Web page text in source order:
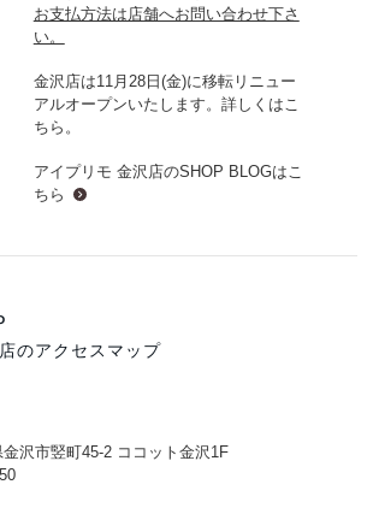
お支払方法は店舗へお問い合わせ下さ
い。
金沢店は11月28日(金)に移転リニュー
アルオープンいたします。詳しくはこ
ちら。
アイプリモ 金沢店のSHOP BLOGはこ
ちら
のアクセスマップ
沢市竪町45-2 ココット金沢1F